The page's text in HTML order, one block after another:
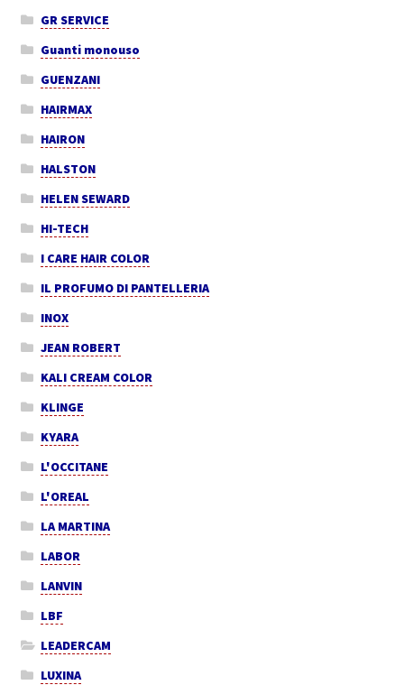
GR SERVICE
Guanti monouso
GUENZANI
HAIRMAX
HAIRON
HALSTON
HELEN SEWARD
HI-TECH
I CARE HAIR COLOR
IL PROFUMO DI PANTELLERIA
INOX
JEAN ROBERT
KALI CREAM COLOR
KLINGE
KYARA
L'OCCITANE
L'OREAL
LA MARTINA
LABOR
LANVIN
LBF
LEADERCAM
LUXINA